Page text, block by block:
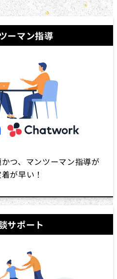
ーマン指導
つ、マンツーマン指導が
が早い！
サポート